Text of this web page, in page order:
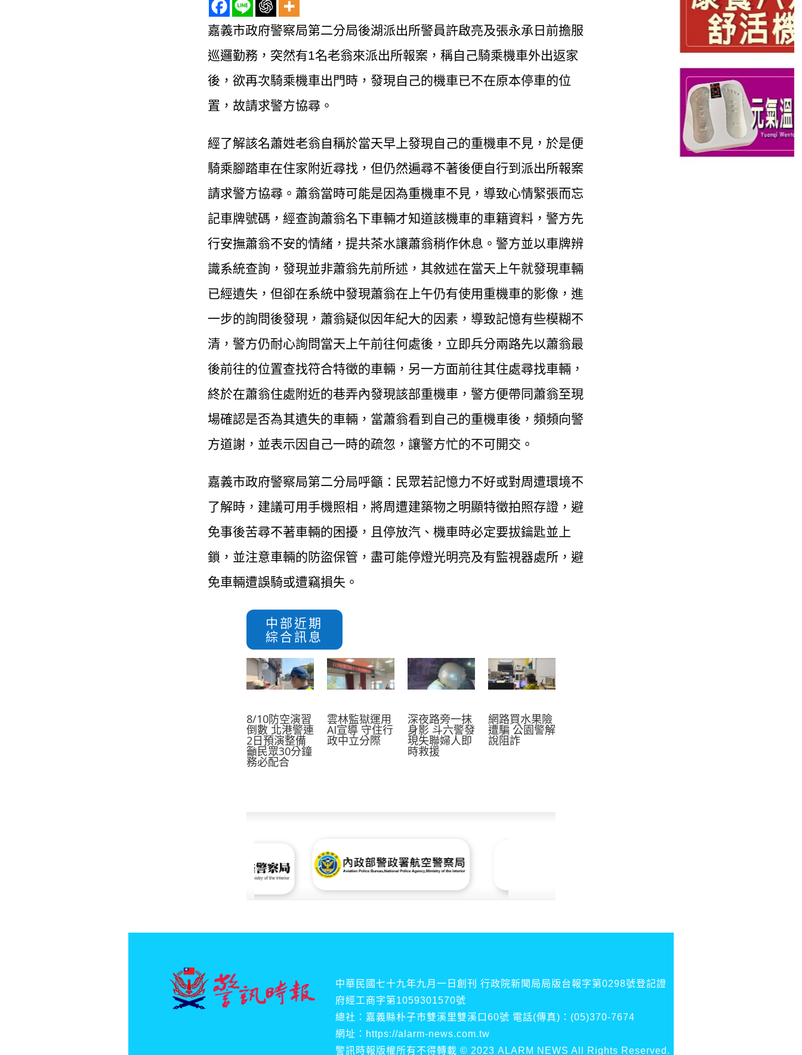
嘉義市政府警察局第二分局後湖派出所警員許啟亮及張永承日前擔服
巡邏勤務，突然有1名老翁來派出所報案，稱自己騎乘機車外出返家
後，欲再次騎乘機車出門時，發現自己的機車已不在原本停車的位
置，故請求警方協尋。
經了解該名蕭姓老翁自稱於當天早上發現自己的重機車不見，於是便
騎乘腳踏車在住家附近尋找，但仍然遍尋不著後便自行到派出所報案
請求警方協尋。蕭翁當時可能是因為重機車不見，導致心情緊張而忘
記車牌號碼，經查詢蕭翁名下車輛才知道該機車的車籍資料，警方先
行安撫蕭翁不安的情緒，提共茶水讓蕭翁稍作休息。警方並以車牌辨
識系統查詢，發現並非蕭翁先前所述，其敘述在當天上午就發現車輛
已經遺失，但卻在系統中發現蕭翁在上午仍有使用重機車的影像，進
一步的詢問後發現，蕭翁疑似因年紀大的因素，導致記憶有些模糊不
清，警方仍耐心詢問當天上午前往何處後，立即兵分兩路先以蕭翁最
後前往的位置查找符合特徵的車輛，另一方面前往其住處尋找車輛，
終於在蕭翁住處附近的巷弄內發現該部重機車，警方便帶同蕭翁至現
場確認是否為其遺失的車輛，當蕭翁看到自己的重機車後，頻頻向警
方道謝，並表示因自己一時的疏忽，讓警方忙的不可開交。
嘉義市政府警察局第二分局呼籲：民眾若記憶力不好或對周遭環境不
了解時，建議可用手機照相，將周遭建築物之明顯特徵拍照存證，避
免事後苦尋不著車輛的困擾，且停放汽、機車時必定要拔鑰匙並上
鎖，並注意車輛的防盜保管，盡可能停燈光明亮及有監視器處所，避
免車輛遭誤騎或遭竊損失。
中部近期
綜合訊息
8/10防空演習
倒數 北港警連
2日預演整備
籲民眾30分鐘
務必配合
雲林監獄運用
AI宣導 守住行
政中立分際
深夜路旁一抹
身影 斗六警發
現失聯婦人即
時救援
網路買水果險
遭騙 公園警解
說阻詐
中華民國七十九年九月一日創刊 行政院新聞局局版台報字第0298號登記證
府經工商字第1059301570號
總社：嘉義縣朴子市雙溪里雙溪口60號 電話(傳真)：(05)370-7674
網址：https://alarm-news.com.tw
警訊時報版權所有不得轉載 © 2023 ALARM NEWS All Rights Reserved.